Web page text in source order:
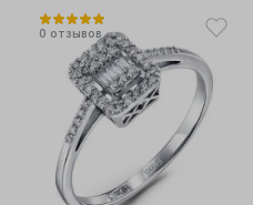
0 отзывов